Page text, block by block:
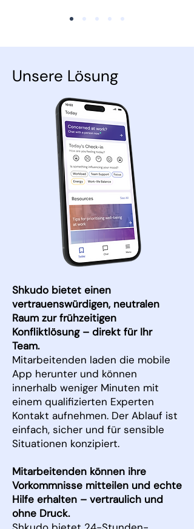
Unsere Lösung
Shkudo bietet einen
vertrauenswürdigen, neutralen
Raum zur frühzeitigen
Konfliktlösung – direkt für Ihr
Team.
Mitarbeitenden laden die mobile
App herunter und können
innerhalb weniger Minuten mit
einem qualifizierten Experten
Kontakt aufnehmen. Der Ablauf ist
einfach, sicher und für sensible
Situationen konzipiert.
Mitarbeitenden können ihre
Vorkommnisse mitteilen und echte
Hilfe erhalten – vertraulich und
ohne Druck.